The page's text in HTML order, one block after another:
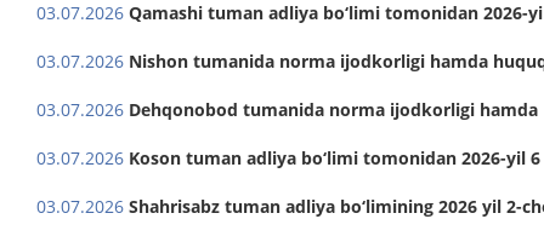
03.07.2026 Qamashi tuman adliya bo‘limi tomonidan 2026-
03.07.2026 Nishon tumanida norma ijodkorligi hamda
03.07.2026 Dehqonobod tumanida norma ijodkorligi hamda
03.07.2026 Koson tuman adliya bo‘limi tomonidan 2026-yil
03.07.2026 Shahrisabz tuman adliya bo‘limining 2026 yil 2-